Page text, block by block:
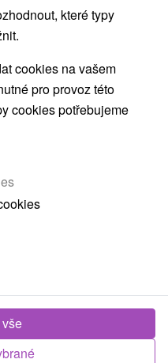
od 6 do
junior od 12
nedovŕšených
69
které typy
cookies na vašem
pro provoz této
cookies potřebujeme